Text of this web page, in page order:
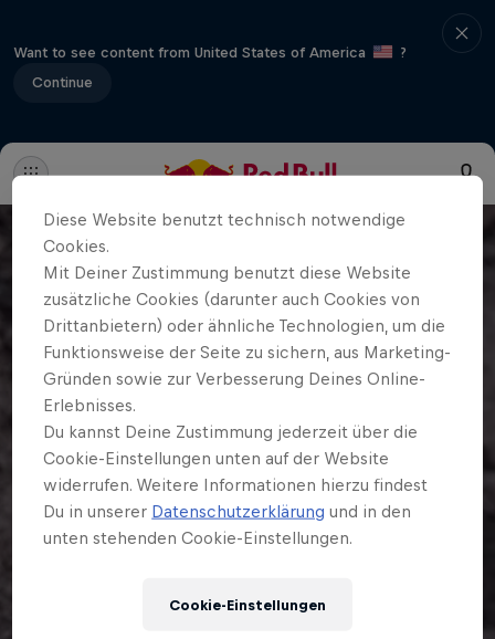
Want to see content from United States of America
?
Continue
Diese Website benutzt technisch notwendige
Cookies.
Mit Deiner Zustimmung benutzt diese Website
zusätzliche Cookies (darunter auch Cookies von
Drittanbietern) oder ähnliche Technologien, um die
Funktionsweise der Seite zu sichern, aus Marketing-
Gründen sowie zur Verbesserung Deines Online-
Erlebnisses.
Du kannst Deine Zustimmung jederzeit über die
Cookie-Einstellungen unten auf der Website
widerrufen. Weitere Informationen hierzu findest
Du in unserer Datenschutzerklärung und in den
unten stehenden Cookie-Einstellungen.
Cookie-Einstellungen